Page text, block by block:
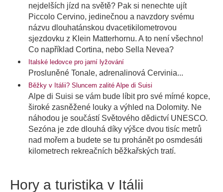
nejdelších jízd na světě? Pak si nenechte ujít
Piccolo Cervino, jedinečnou a navzdory svému
názvu dlouhatánskou dvacetikilometrovou
sjezdovku z Klein Matterhornu. A to není všechno!
Co například Cortina, nebo Sella Nevea?
Italské ledovce pro jarní lyžování
Prosluněné Tonale, adrenalinová Cervinia...
Běžky v Itálii? Sluncem zalité Alpe di Suisi
Alpe di Suisi se vám bude líbit pro své mírné kopce,
široké zasněžené louky a výhled na Dolomity. Ne
náhodou je součástí Světového dědictví UNESCO.
Sezóna je zde dlouhá díky výšce dvou tisíc metrů
nad mořem a budete se tu prohánět po osmdesáti
kilometrech rekreačních běžkařských tratí.
Hory a turistika v Itálii